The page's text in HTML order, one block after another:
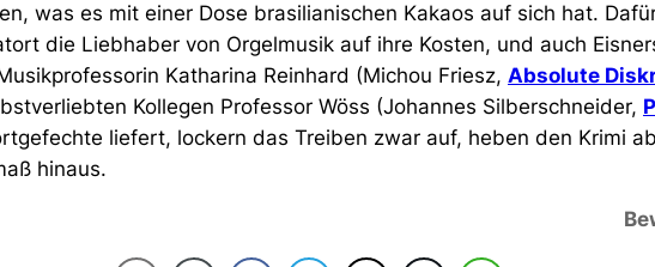
was es mit einer Dose brasilianischen Kakaos auf sich hat.
die Liebhaber von Orgelmusik auf ihre Kosten, und auch
Katharina Reinhard (Michou Friesz, Absolute
Kollegen Professor Wöss (Johannes Silberschneider,
liefert, lockern das Treiben zwar auf, heben den Krimi
hinaus.